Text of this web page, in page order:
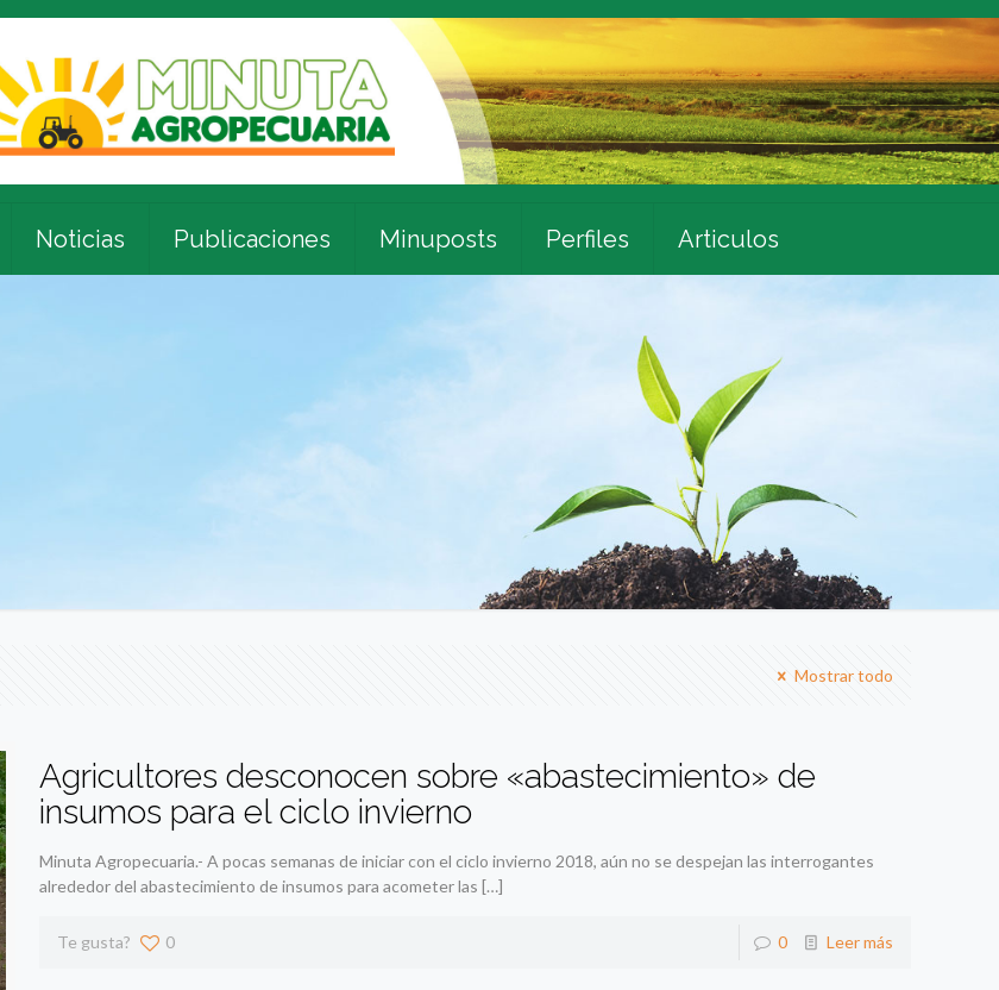
Noticias Publicaciones Minuposts Perfiles Articulos
Mostrar todo
Agricultores desconocen sobre «abastecimiento» de
insumos para el ciclo invierno
Minuta Agropecuaria.- A pocas semanas de iniciar con el ciclo invierno 2018, aún no se despejan las interrogantes
alrededor del abastecimiento de insumos para acometer las […]
Te gusta? 0 0 Leer más